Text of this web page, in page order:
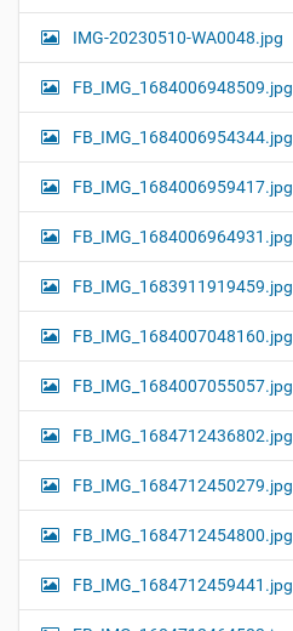
IMG-20230510-WA0048.jpg
FB_IMG_1684006948509.jpg
FB_IMG_1684006954344.jpg
FB_IMG_1684006959417.jpg
FB_IMG_1684006964931.jpg
FB_IMG_1683911919459.jpg
FB_IMG_1684007048160.jpg
FB_IMG_1684007055057.jpg
FB_IMG_1684712436802.jpg
FB_IMG_1684712450279.jpg
FB_IMG_1684712454800.jpg
FB_IMG_1684712459441.jpg